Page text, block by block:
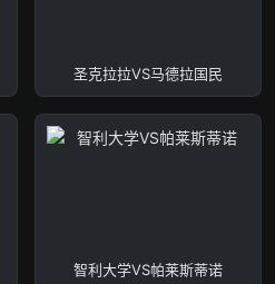
圣克拉拉VS马德拉国民
智利大学VS帕莱斯蒂诺